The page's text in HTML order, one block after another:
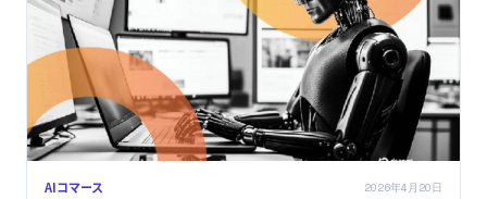
AIコマース 2026年4月20日